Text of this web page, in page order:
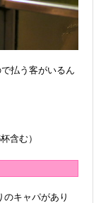
払う客がいるん
含む）
キャパがあり